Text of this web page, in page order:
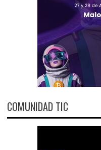
COMUNIDAD TIC